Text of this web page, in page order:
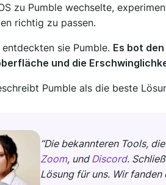
zu Pumble wechselte,
richtig zu passen.
sie Pumble. Es bot
und die
Pumble als die beste
“Die bekannteren Tools,
Zoom, undDiscord.
Lösung für uns. Wir